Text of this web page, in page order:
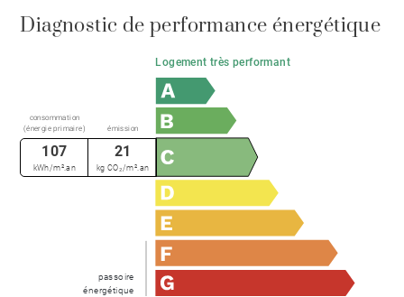
Diagnostic de performance énergétique
Logement très performant
passoire
énergétique
consommation
(énergie primaire)
émission
107
kWh/m².an
21
kg CO₂/m².an